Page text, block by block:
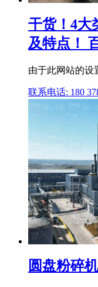
干货！4大
及特点！
由于此网站的设
联系电话: 180
圆盘粉碎